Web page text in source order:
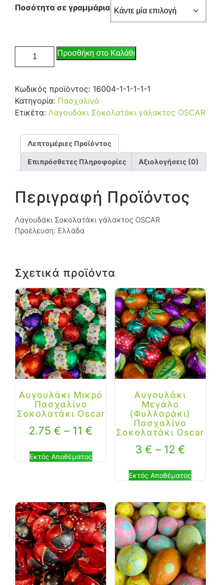
Ποσότητα σε γραμμάρια
Προσθήκη στο Καλάθι
Κωδικός προϊόντος: 16004-1-1-1-1-1
Κατηγορία: Πασχαλινά
Ετικέτα: Λαγουδάκι Σοκολατάκι γάλακτος OSCAR
Λεπτομέριες Προϊόντος
Επιπρόσθετες Πληροφορίες Αξιολογήσεις (0)
Περιγραφή Προϊόντος
Λαγουδάκι Σοκολατάκι γάλακτος OSCAR
Προέλευση: Ελλάδα
Σχετικά προϊόντα
Αυγουλάκι Μικρό
Πασχαλίνο
Σοκολατάκι Oscar
2.75€ – 11€
Εκτός Αποθέματος
Αυγουλάκι
Μεγάλο
(Φυλλαράκι)
Πασχαλίνο
Σοκολατάκι Oscar
3 € – 12 €
Εκτός Αποθέματος